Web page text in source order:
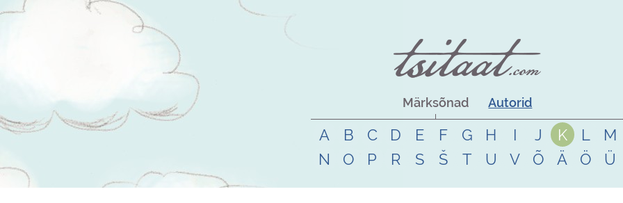
Märksõnad Autorid
A B C D E F G H I J K L
M
N
O P R S Š T U V Õ Ä Ö Ü